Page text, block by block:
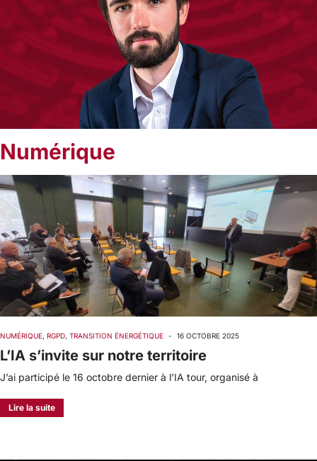
Numérique
NUMÉRIQUE, RGPD, TRANSITION ÉNERGÉTIQUE - 16 OCTOBRE 2025
L’IA s’invite sur notre territoire
J’ai participé le 16 octobre dernier à l’IA tour, organisé à
Lire la suite